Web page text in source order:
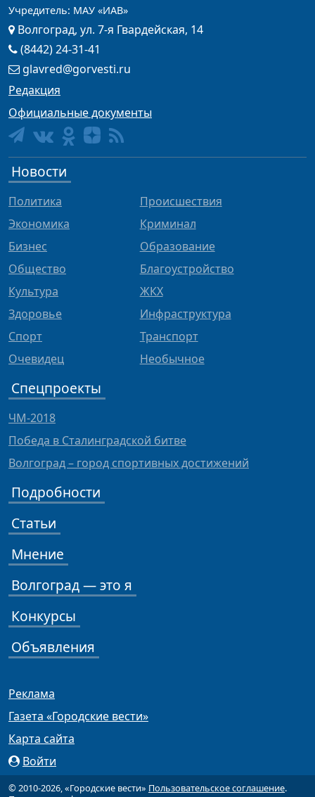
Учредитель: МАУ «ИАВ»
Волгоград, ул. 7-я Гвардейская, 14
(8442) 24-31-41
glavred@gorvesti.ru
Редакция
Официальные документы
Новости
Политика
Экономика
Бизнес
Общество
Культура
Здоровье
Спорт
Очевидец
Происшествия
Криминал
Образование
Благоустройство
ЖКХ
Инфраструктура
Транспорт
Необычное
Спецпроекты
ЧМ-2018
Победа в Сталинградской битве
Волгоград – город спортивных достижений
Подробности
Статьи
Мнение
Волгоград — это я
Конкурсы
Объявления
Реклама
Газета «Городские вести»
Карта сайта
Войти
© 2010-2026, «Городские вести» Пользовательское соглашение.